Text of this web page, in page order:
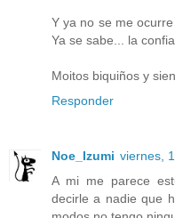
Y ya no se me
Ya se sabe... la
Moitos biquiños y
Responder
Noe_Izumi viernes,
A mi me parece
decirle a nadie que